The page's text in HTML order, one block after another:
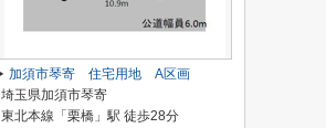
加須市琴寄 住宅用地 A区画
埼玉県加須市琴寄
東北本線「栗橋」駅 徒歩28分